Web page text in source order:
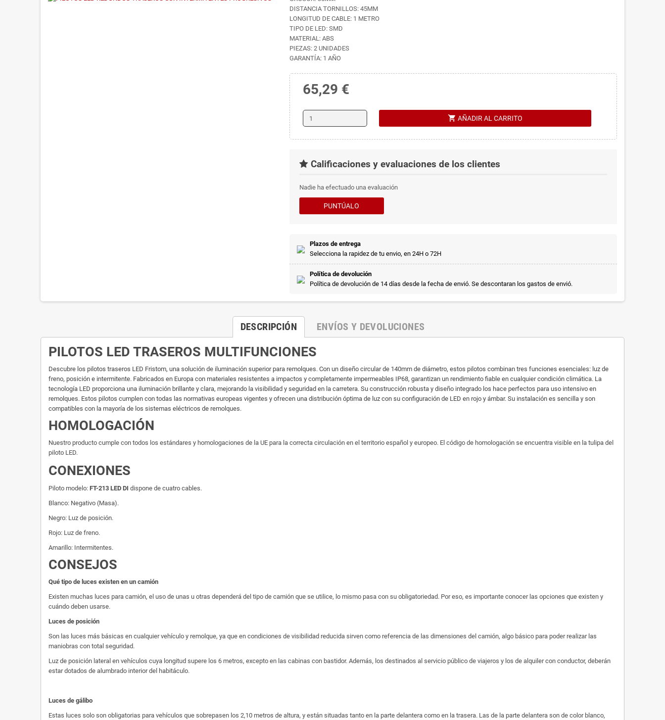
DISTANCIA TORNILLOS: 45MM
LONGITUD DE CABLE: 1 METRO
TIPO DE LED: SMD
MATERIAL: ABS
PIEZAS: 2 UNIDADES
GARANTÍA: 1 AÑO
65,29 €
shopping_cart AÑADIR AL CARRITO
Calificaciones y evaluaciones de los clientes
Nadie ha efectuado una evaluación
PUNTÚALO
Plazos de entrega
Selecciona la rapidez de tu envio, en 24H o 72H
Política de devolución
Política de devolución de 14 días desde la fecha de envió. Se descontaran los gastos de envió.
DESCRIPCIÓN ENVÍOS Y DEVOLUCIONES
PILOTOS LED TRASEROS MULTIFUNCIONES
Descubre los pilotos traseros LED Fristom, una solución de iluminación superior para remolques. Con un diseño circular de 140mm de diámetro, estos pilotos combinan tres funciones esenciales: luz de
freno, posición e intermitente. Fabricados en Europa con materiales resistentes a impactos y completamente impermeables IP68, garantizan un rendimiento fiable en cualquier condición climática. La
tecnología LED proporciona una iluminación brillante y clara, mejorando la visibilidad y seguridad en la carretera. Su construcción robusta y diseño integrado los hace perfectos para uso intensivo en
remolques. Estos pilotos cumplen con todas las normativas europeas vigentes y ofrecen una distribución óptima de luz con su configuración de LED en rojo y ámbar. Su instalación es sencilla y son
compatibles con la mayoría de los sistemas eléctricos de remolques.
HOMOLOGACIÓN
Nuestro producto cumple con todos los estándares y homologaciones de la UE para la correcta circulación en el territorio español y europeo. El código de homologación se encuentra visible en la tulipa del
piloto LED.
CONEXIONES
Piloto modelo: FT-213 LED DI dispone de cuatro cables.
Blanco: Negativo (Masa).
Negro: Luz de posición.
Rojo: Luz de freno.
Amarillo: Intermitentes.
CONSEJOS
Qué tipo de luces existen en un camión
Existen muchas luces para camión, el uso de unas u otras dependerá del tipo de camión que se utilice, lo mismo pasa con su obligatoriedad. Por eso, es importante conocer las opciones que existen y
cuándo deben usarse.
Luces de posición
Son las luces más básicas en cualquier vehículo y remolque, ya que en condiciones de visibilidad reducida sirven como referencia de las dimensiones del camión, algo básico para poder realizar las
maniobras con total seguridad.
Luz de posición lateral en vehículos cuya longitud supere los 6 metros, excepto en las cabinas con bastidor. Además, los destinados al servicio público de viajeros y los de alquiler con conductor, deberán
estar dotados de alumbrado interior del habitáculo.
Luces de gálibo
Estas luces solo son obligatorias para vehículos que sobrepasen los 2,10 metros de altura, y están situadas tanto en la parte delantera como en la trasera. Las de la parte delantera son de color blanco,